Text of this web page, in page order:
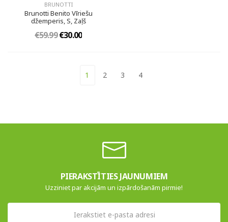
BRUNOTTI
Brunotti Benito Vīriešu
džemperis, S, Zaļš
€59.99€30.00
1 2 3 4
PIERAKSTĪTIES JAUNUMIEM
Uzziniet par akcijām un izpārdošanām pirmie!